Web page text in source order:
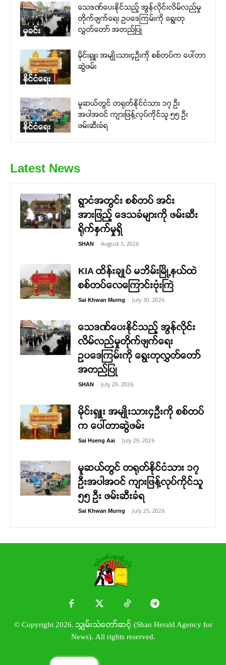
မှုခင်း
သေဒဏ်ပေးနိုင်သည့် အွန်လိုင်းလိမ်လည်မှု
တိုက်ဖျက်ရေး ဥပဒေကြမ်းကို ရွေးတု
လွှတ်တော် အတည်ပြု
နိုင်ငံရေး
မိုင်းရှူး အမျိုးသား၄ဉီးကို စစ်တပ်က ပေါ်တာ
ဆွဲဖမ်း
နိုင်ငံရေး
မူဆယ်တွင် တရုတ်နိုင်ငံသား ၁၇ ဦး
အပါအဝင် ကျားဖြန့်လုပ်ကိုင်သူ ၅၅ ဦး
ဖမ်းဆီးခံရ
Latest News
ရွာငံအတွင်း စစ်တပ် အင်း
အားဖြည့် ဒေသခံများကို ဖမ်းဆီး
ရိုက်နှက်မှုရှိ
SHAN - August 3, 2026
KIA ထိန်းချုပ် မဘိမ်းမြို့နယ်ထဲ
စစ်တပ်လေကြောင်းဗုံးကြဲ
Sai Khwan Murng - July 30, 2026
သေဒဏ်ပေးနိုင်သည့် အွန်လိုင်း
လိမ်လည်မှုတိုက်ဖျက်ရေး
ဥပဒေကြမ်းကို ရွေးတုလွှတ်တော်
အတည်ပြု
SHAN - July 29, 2026
မိုင်းရှူး အမျိုးသား၄ဉီးကို စစ်တပ်
က ပေါ်တာဆွဲဖမ်း
Sai Hseng Aai - July 29, 2026
မူဆယ်တွင် တရုတ်နိုင်ငံသား ၁၇
ဦးအပါအဝင် ကျားဖြန့်လုပ်ကိုင်သူ
၅၅ ဦး ဖမ်းဆီးခံရ
Sai Khwan Murng - July 25, 2026
© Copyright 2026. သျှမ်းသံတော်ဆင့် (Shan Herald Agency for
News). All rights reserved.